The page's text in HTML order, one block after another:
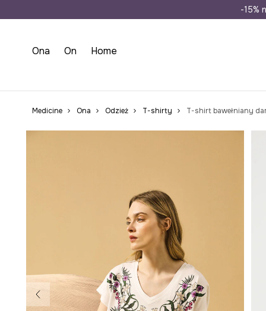
Wysyłka
-15%
Ona On Home
Medicine Ona Odzież T-shirty